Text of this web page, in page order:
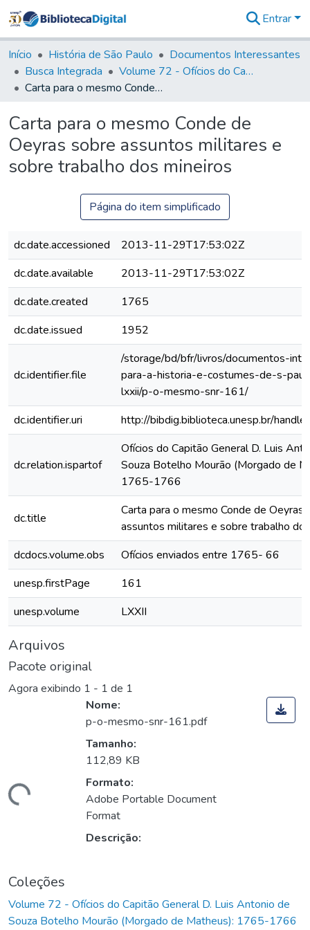
&
Coleções
Tudo na
Biblioteca
Estatísticas
Entrar
Início História de São Paulo
Documentos Interessantes
Busca Integrada
Volume 72 - Ofícios do Capitão General D. Luis Antonio de Souza Botelho Mourão (Morgado de Matheus): 1765-1766
Carta para o mesmo Conde de Oeyras sobre assuntos militares e sobre trabalho dos mineiros
Carta para o mesmo Conde de
Oeyras sobre assuntos militares e
sobre trabalho dos mineiros
Página do item simplificado
dc.date.accessioned
2013-11-29T17:53:02Z
dc.date.available
2013-11-29T17:53:02Z
dc.date.created
1765
dc.date.issued
1952
dc.identifier.file
/storage/bd/bfr/livros/documentos-
para-a-historia-e-costumes-de-s-
lxxii/p-o-mesmo-snr-161/
dc.identifier.uri
http://bibdig.biblioteca.unesp.br/
dc.relation.ispartof
Ofícios do Capitão General D. Luis
Souza Botelho Mourão (Morgado de
1765-1766
dc.title
Carta para o mesmo Conde de Oeyras
assuntos militares e sobre trabalho
dcdocs.volume.obs
Ofícios enviados entre 1765- 66
unesp.firstPage
161
unesp.volume
LXXII
Arquivos
Pacote original
Agora exibindo 1 - 1 de 1
Nome:
p-o-mesmo-snr-161.pdf
Tamanho:
112,89 KB
Formato:
Adobe Portable Document
Format
Descrição:
Coleções
Volume 72 - Ofícios do Capitão General D. Luis Antonio de
Souza Botelho Mourão (Morgado de Matheus): 1765-1766